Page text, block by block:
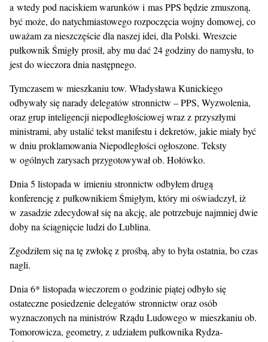
a wtedy pod naciskiem warunków i mas PPS będzie zmuszoną,
być może, do natychmiastowego rozpoczęcia wojny domowej, co
uważam za nieszczęście dla naszej idei, dla Polski. Wreszcie
pułkownik Śmigły prosił, aby mu dać 24 godziny do namysłu, to
jest do wieczora dnia następnego.
Tymczasem w mieszkaniu tow. Władysława Kunickiego
odbywały się narady delegatów stronnictw – PPS, Wyzwolenia,
oraz grup inteligencji niepodległościowej wraz z przyszłymi
ministrami, aby ustalić tekst manifestu i dekretów, jakie miały być
w dniu proklamowania Niepodległości ogłoszone. Teksty
w ogólnych zarysach przygotowywał ob. Hołówko.
Dnia 5 listopada w imieniu stronnictw odbyłem drugą
konferencję z pułkownikiem Śmigłym, który mi oświadczył, iż
w zasadzie zdecydował się na akcję, ale potrzebuje najmniej dwie
doby na ściągnięcie ludzi do Lublina.
Zgodziłem się na tę zwłokę z prośbą, aby to była ostatnia, bo czas
nagli.
Dnia 6* listopada wieczorem o godzinie piątej odbyło się
ostateczne posiedzenie delegatów stronnictw oraz osób
wyznaczonych na ministrów Rządu Ludowego w mieszkaniu ob.
Tomorowicza, geometry, z udziałem pułkownika Rydza-